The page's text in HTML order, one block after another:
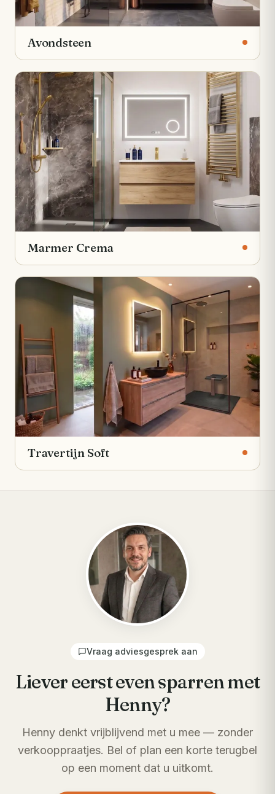
Avondsteen
Marmer Crema
Travertijn Soft
Vraag adviesgesprek aan
Liever eerst even sparren met
Henny?
Henny denkt vrijblijvend met u mee — zonder
verkooppraatjes. Bel of plan een korte terugbel
op een moment dat u uitkomt.